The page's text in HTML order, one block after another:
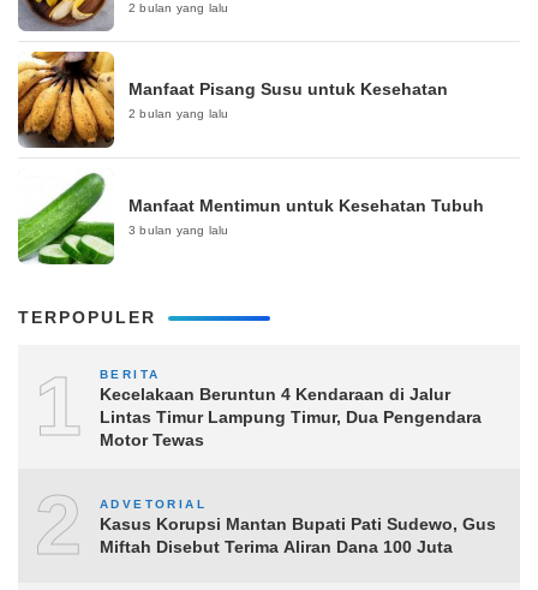
2 bulan yang lalu
Manfaat Pisang Susu untuk Kesehatan
2 bulan yang lalu
Manfaat Mentimun untuk Kesehatan Tubuh
3 bulan yang lalu
TERPOPULER
1 BERITA
Kecelakaan Beruntun 4 Kendaraan di Jalur
Lintas Timur Lampung Timur, Dua Pengendara
Motor Tewas
2 ADVETORIAL
Kasus Korupsi Mantan Bupati Pati Sudewo, Gus
Miftah Disebut Terima Aliran Dana 100 Juta